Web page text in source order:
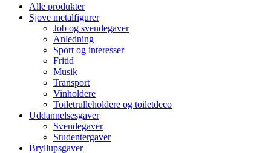
Alle produkter
Sjove metalfigurer
Job og svendegaver
Anledning
Sport og interesser
Fritid
Musik
Transport
Vinholdere
Toiletrulleholdere og toiletdeco
Uddannelsesgaver
Svendegaver
Studentergaver
Bryllupsgaver